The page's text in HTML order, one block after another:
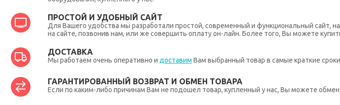
ПРОСТОЙ И УДОБНЫЙ САЙТ
Для Вашего удобства мы разработали простой, современный и функциональный сайт,
на сайте, позвонив нам, или же совершить оплату он-лайн. Более того, Вы можете
ДОСТАВКА
Мы работаем очень оперативно и доставим Вам выбранный товар в самые краткие
ГАРАНТИРОВАННЫЙ ВОЗВРАТ И ОБМЕН ТОВАРА
Если по каким-либо причинам Вам не подошел товар, купленный у нас, Вы можете